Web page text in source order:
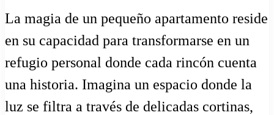
La magia de un pequeño apartamento reside
en su capacidad para transformarse en un
refugio personal donde cada rincón cuenta
una historia. Imagina un espacio donde la
luz se filtra a través de delicadas cortinas,